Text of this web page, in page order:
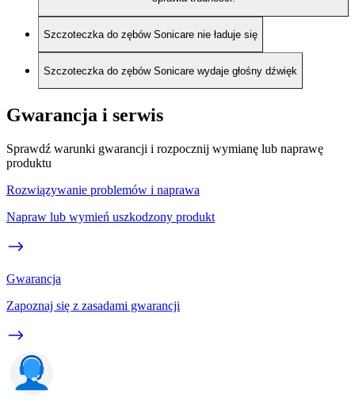
Szczoteczka do zębów Sonicare nie ładuje się
Szczoteczka do zębów Sonicare wydaje głośny dźwięk
Gwarancja i serwis
Sprawdź warunki gwarancji i rozpocznij wymianę lub naprawę
produktu
Rozwiązywanie problemów i naprawa
Napraw lub wymień uszkodzony produkt
Gwarancja
Zapoznaj się z zasadami gwarancji